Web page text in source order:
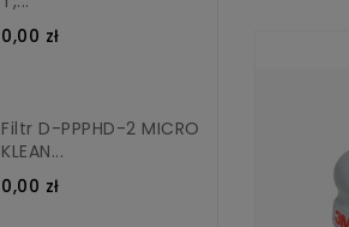
0,00 zł
Filtr D-PPPHD-2 MICRO
KLEAN...
0,00 zł